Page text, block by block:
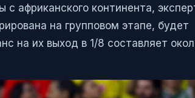
африканского континента,
на групповом этапе, будет
на их выход в 1/8 составляет